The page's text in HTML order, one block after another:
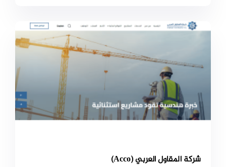
شركة المقاول العربي (Acco)